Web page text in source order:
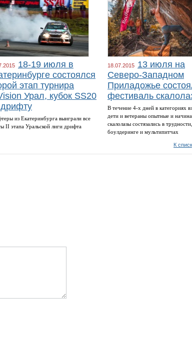
18-19 июля в
состоялся
этап турнира
Урал, кубок SS20
из Екатеринбурга выиграли все
II этапа Уральской лиги дрифта
18.07.2015 13 июля на
Северо-Западном
Приладожье
фестиваль
В течение 4-х дней в категориях
дети и ветераны опытные и
скалолазы состязались в
боулдеринге и мультипитчах
К